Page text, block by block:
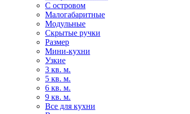
С островом
Малогабаритные
Модульные
Скрытые ручки
Размер
Мини-кухни
Узкие
3 кв. м.
5 кв. м.
6 кв. м.
9 кв. м.
Все для кухни